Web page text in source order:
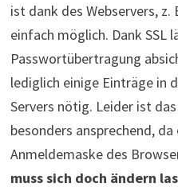
ist dank des Webservers, z.
einfach möglich. Dank SSL
Passwortübertragung
lediglich einige Einträge in
Servers nötig. Leider ist
besonders ansprechend,
Anmeldemaske des
muss sich doch ändern